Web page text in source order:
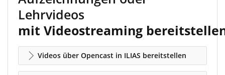
Lehrvideos
mit Videostreaming
Videos über Opencast in ILIAS bereitstellen